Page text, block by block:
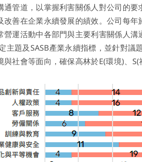
通管道，以掌握利害關係人對公司的
改善在企業永續發展的績效。公司每
營運活動中各部門與主要利害關係人
主題及SASB產業永續指標，並針對
與社會等面向，確保高林於E(環境)、